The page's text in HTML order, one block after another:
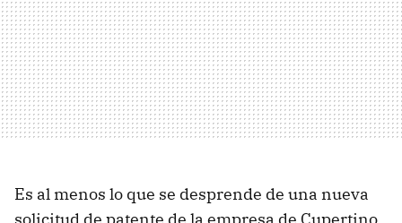
Es al menos lo que se desprende de una nueva
solicitud de patente de la empresa de Cupertino